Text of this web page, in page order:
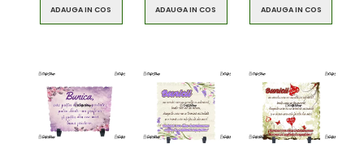
ADAUGA IN COS ADAUGA IN COS ADAUGA IN COS